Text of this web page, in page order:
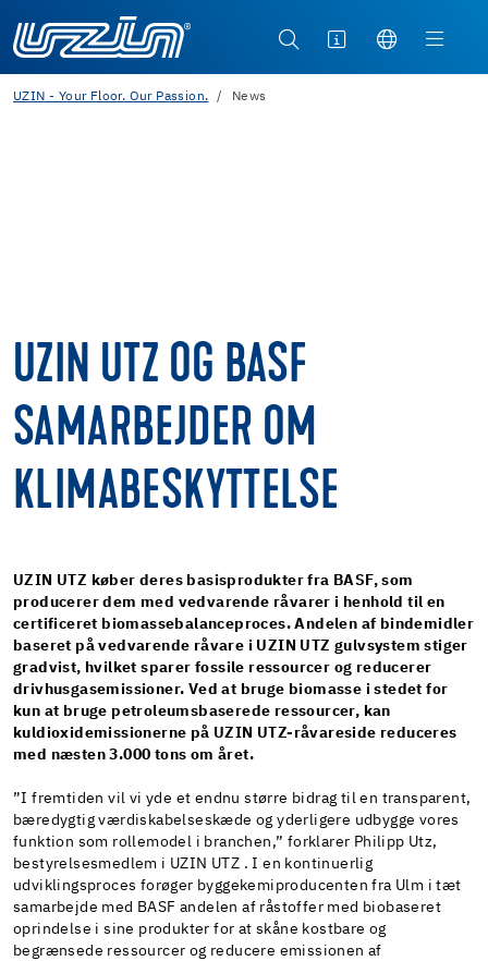
UZIN - Your Floor. Our Passion. News
UZIN UTZ OG BASF
SAMARBEJDER OM
KLIMABESKYTTELSE
UZIN UTZ køber deres basisprodukter fra BASF, som
producerer dem med vedvarende råvarer i henhold til en
certificeret biomassebalanceproces. Andelen af ​​bindemidler
baseret på vedvarende råvare i UZIN UTZ gulvsystem stiger
gradvist, hvilket sparer fossile ressourcer og reducerer
drivhusgasemissioner. Ved at bruge biomasse i stedet for
kun at bruge petroleumsbaserede ressourcer, kan
kuldioxidemissionerne på UZIN UTZ-råvareside reduceres
med næsten 3.000 tons om året.
”I fremtiden vil vi yde et endnu større bidrag til en transparent,
bæredygtig værdiskabelseskæde og yderligere udbygge vores
funktion som rollemodel i branchen,” forklarer Philipp Utz,
bestyrelsesmedlem i UZIN UTZ . I en kontinuerlig
udviklingsproces forøger byggekemiproducenten fra Ulm i tæt
samarbejde med BASF andelen af råstoffer med biobaseret
oprindelse i sine produkter for at skåne kostbare og
begrænsede ressourcer og reducere emissionen af